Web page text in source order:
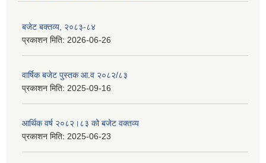
बजेट बक्तव्य, २०८३-८४
प्रकाशन मिति: 2026-06-26
वार्षिक बजेट पुस्तक आ.व २०८२/८३
प्रकाशन मिति: 2025-09-16
आर्थिक वर्ष २०८२।८३ को बजेट वक्तव्य
प्रकाशन मिति: 2025-06-23